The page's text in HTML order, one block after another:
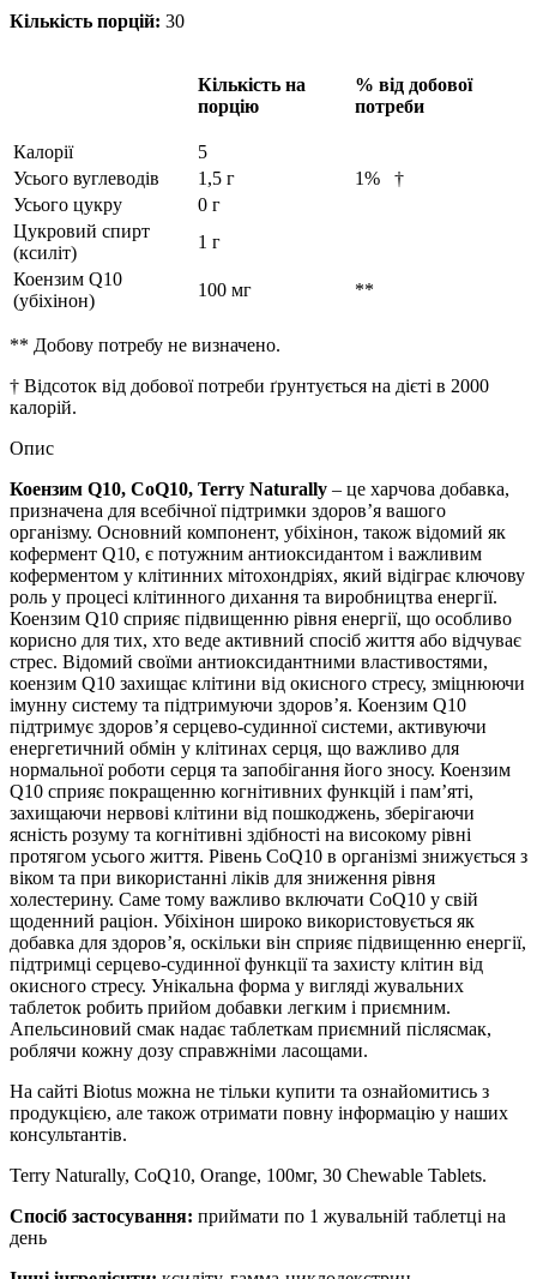
Кількість порцій: 30
Кількість на
порцію
% від добової
потреби
Калорії
5
Усього вуглеводів
1,5 г 1%
†
Усього цукру
0 г
Цукровий спирт
(ксиліт)
1 г
Коензим Q10
(убіхінон)
100 мг **
** Добову потребу не визначено.
† Відсоток від добової потреби ґрунтується на дієті в 2000
калорій.
Опис
Коензим Q10, CoQ10, Terry Naturally – це харчова добавка,
призначена для всебічної підтримки здоров’я вашого
організму. Основний компонент, убіхінон, також відомий як
кофермент Q10, є потужним антиоксидантом і важливим
коферментом у клітинних мітохондріях, який відіграє ключову
роль у процесі клітинного дихання та виробництва енергії.
Коензим Q10 сприяє підвищенню рівня енергії, що особливо
корисно для тих, хто веде активний спосіб життя або відчуває
стрес. Відомий своїми антиоксидантними властивостями,
коензим Q10 захищає клітини від окисного стресу, зміцнюючи
імунну систему та підтримуючи здоров’я. Коензим Q10
підтримує здоров’я серцево-судинної системи, активуючи
енергетичний обмін у клітинах серця, що важливо для
нормальної роботи серця та запобігання його зносу. Коензим
Q10 сприяє покращенню когнітивних функцій і пам’яті,
захищаючи нервові клітини від пошкоджень, зберігаючи
ясність розуму та когнітивні здібності на високому рівні
протягом усього життя. Рівень CoQ10 в організмі знижується з
віком та при використанні ліків для зниження рівня
холестерину. Саме тому важливо включати CoQ10 у свій
щоденний раціон. Убіхінон широко використовується як
добавка для здоров’я, оскільки він сприяє підвищенню енергії,
підтримці серцево-судинної функції та захисту клітин від
окисного стресу. Унікальна форма у вигляді жувальних
таблеток робить прийом добавки легким і приємним.
Апельсиновий смак надає таблеткам приємний післясмак,
роблячи кожну дозу справжніми ласощами.
На сайті Biotus можна не тільки купити та ознайомитись з
продукцією, але також отримати повну інформацію у наших
консультантів.
Terry Naturally, CoQ10, Orange, 100мг, 30 Chewable Tablets.
Спосіб застосування: приймати по 1 жувальній таблетці на
день